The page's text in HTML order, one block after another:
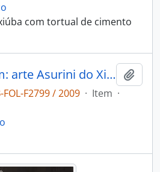
com tortual de cimento
Ritual da Imagem: arte Asurini do Xingu.
FOL-F2799 / 2009 · Item ·